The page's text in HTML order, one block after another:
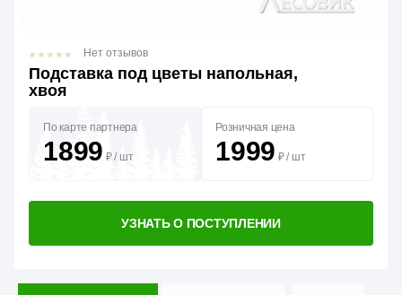
Подставка под цветы напольная,
хвоя
Нет отзывов
По карте партнера
1899 ₽/ шт
Розничная цена
1999 ₽/ шт
УЗНАТЬ О ПОСТУПЛЕНИИ